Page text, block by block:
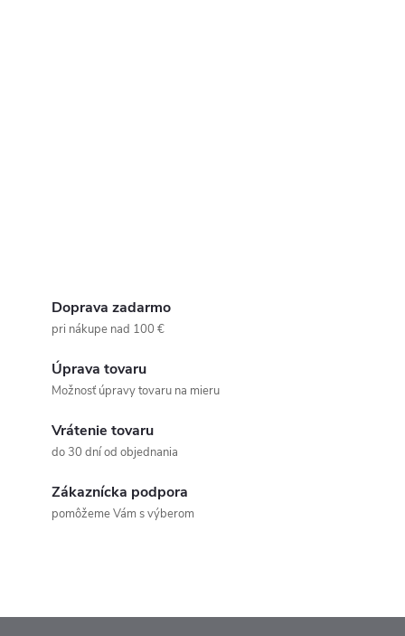
Doprava zadarmo
pri nákupe nad 100 €
Úprava tovaru
Možnosť úpravy tovaru na mieru
Vrátenie tovaru
do 30 dní od objednania
Zákaznícka podpora
pomôžeme Vám s výberom